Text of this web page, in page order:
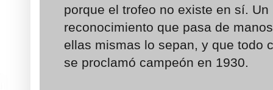
porque el trofeo no existe en sí.
reconocimiento que pasa de
ellas mismas lo sepan, y que todo
se proclamó campeón en 1930.